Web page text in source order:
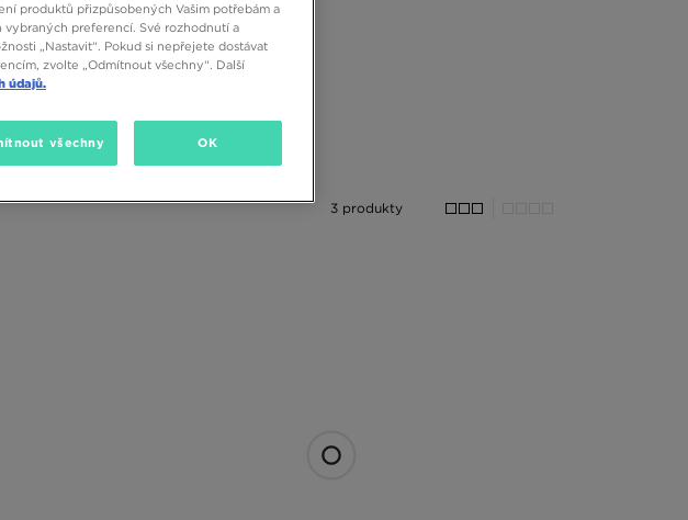
3 produkty
produktů přizpůsobených Vašim potřebám a
vybraných preferencí. Své rozhodnutí a
„Nastavit“. Pokud si nepřejete dostávat
zvolte „Odmítnout všechny“. Další
údajů.
všechny OK